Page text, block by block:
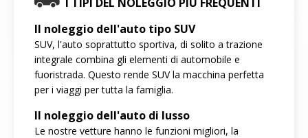
Il noleggio dell'auto tipo SUV
SUV, l'auto soprattutto sportiva, di solito a trazione
integrale combina gli elementi di automobile e
fuoristrada. Questo rende SUV la macchina perfetta
per i viaggi per tutta la famiglia.
Il noleggio dell'auto di lusso
Le nostre vetture hanno le funzioni migliori, la